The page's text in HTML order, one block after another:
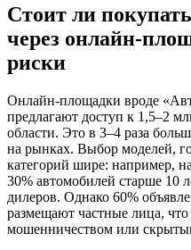
Стоит ли
через онлайн-
риски
Онлайн-площадки вроде
предлагают доступ к 1,5–2
области. Это в 3–4 раза
на рынках. Выбор моделей,
категорий шире: например,
30% автомобилей старше 10
дилеров. Однако 60%
размещают частные лица, что
мошенничеством или